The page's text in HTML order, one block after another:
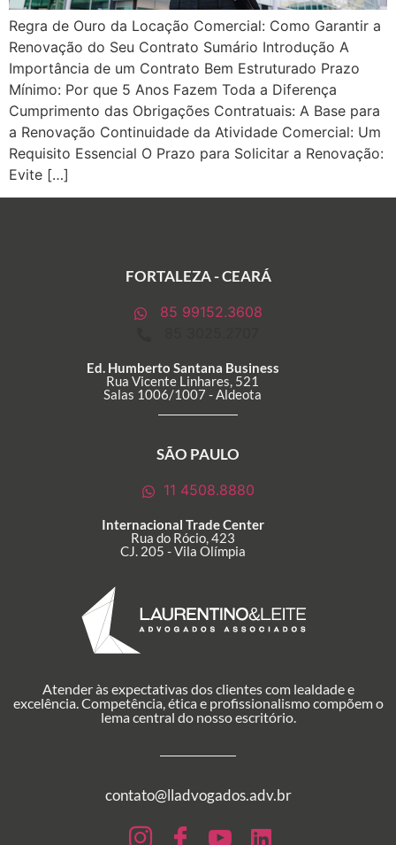
Regra de Ouro da Locação Comercial: Como Garantir a
Renovação do Seu Contrato Sumário Introdução A
Importância de um Contrato Bem Estruturado Prazo
Mínimo: Por que 5 Anos Fazem Toda a Diferença
Cumprimento das Obrigações Contratuais: A Base para
a Renovação Continuidade da Atividade Comercial: Um
Requisito Essencial O Prazo para Solicitar a Renovação:
Evite […]
FORTALEZA - CEARÁ
85 99152.3608
Ed. Humberto Santana Business
Rua Vicente Linhares, 521
Salas 1006/1007 - Aldeota
SÃO PAULO
11 4508.8880
Internacional Trade Center
Rua do Rócio, 423
CJ. 205 - Vila Olímpia
Atender às expectativas dos clientes com lealdade e
excelência. Competência, ética e profissionalismo compõem o
lema central do nosso escritório.
contato@lladvogados.adv.br